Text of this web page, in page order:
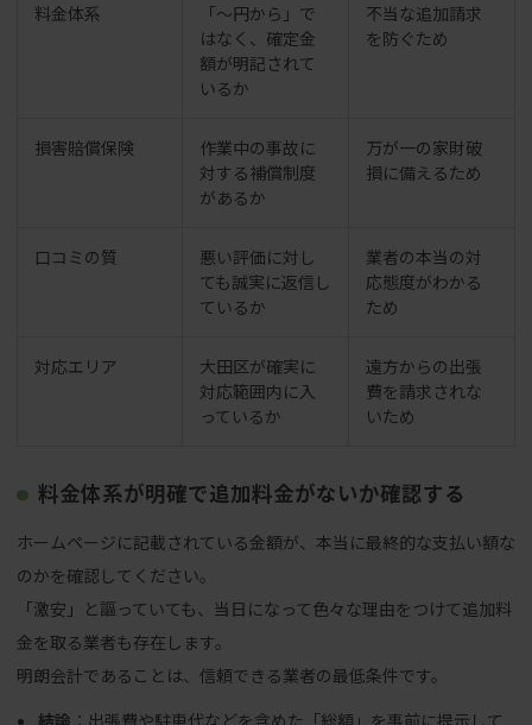
料金体系
「〜円から」で
はなく、確定金
額が明記されて
いるか
不当な追加請求
を防ぐため
損害賠償保険
作業中の事故に
対する補償制度
があるか
万が一の家財破
損に備えるため
口コミの質
悪い評価に対し
ても誠実に返信し
ているか
業者の本当の対
応態度がわかる
ため
対応エリア
大田区が確実に
対応範囲内に入
っているか
遠方からの出張
費を請求されな
いため
料金体系が明確で追加料金がないか確認する
ホームページに記載されている金額が、本当に最終的な支払い額な
のかを確認してください。
「激安」と謳っていても、当日になって色々な理由をつけて追加料
金を取る業者も存在します。
明朗会計であることは、信頼できる業者の最低条件です。